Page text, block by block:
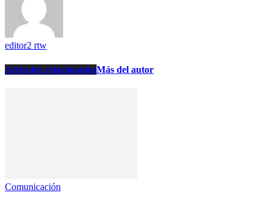
editor2 rtw
Artículos relacionadosMás del autor
Comunicación